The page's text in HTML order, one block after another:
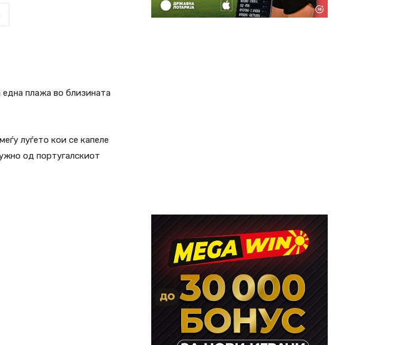
една плажа во близината
луѓето кои се капеле
од португалскиот